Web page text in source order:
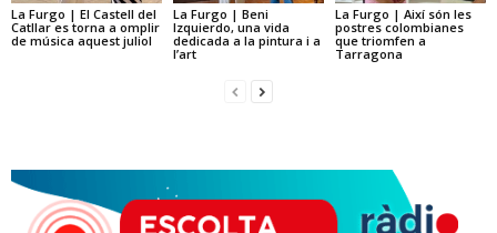
La Furgo | El Castell del
Catllar es torna a omplir
de música aquest juliol
La Furgo | Beni
Izquierdo, una vida
dedicada a la pintura i a
l’art
La Furgo | Així són les
postres colombianes
que triomfen a
Tarragona